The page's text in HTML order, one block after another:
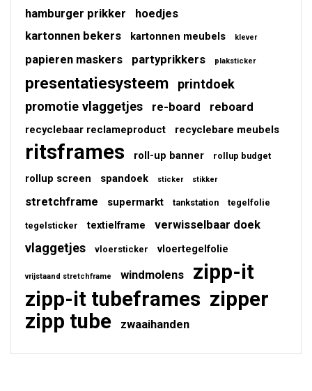
hamburger prikker
hoedjes
kartonnen bekers
kartonnen meubels klever
papieren maskers partyprikkers plaksticker
presentatiesysteem
printdoek
promotie vlaggetjes
re-board reboard
recyclebaar reclameproduct recyclebare meubels
ritsframes roll-up banner rollup budget
rollup screen spandoek sticker stikker
stretchframe supermarkt tankstation tegelfolie
tegelsticker textielframe verwisselbaar doek
vlaggetjes vloersticker vloertegelfolie
vrijstaand stretchframe windmolens
zipp-it
zipp-it tubeframes zipper
zipp tube
zwaaihanden